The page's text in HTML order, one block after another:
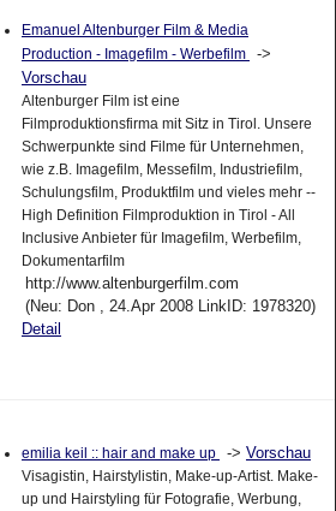
Emanuel Altenburger Film & Media
Production - Imagefilm - Werbefilm
->
Vorschau
Altenburger Film ist eine
Filmproduktionsfirma mit Sitz in Tirol. Unsere
Schwerpunkte sind Filme für Unternehmen,
wie z.B. Imagefilm, Messefilm, Industriefilm,
Schulungsfilm, Produktfilm und vieles mehr --
High Definition Filmproduktion in Tirol - All
Inclusive Anbieter für Imagefilm, Werbefilm,
Dokumentarfilm
http://www.altenburgerfilm.com
(Neu: Don , 24.Apr 2008 LinkID: 1978320)
Detail
emilia keil :: hair and make up -> Vorschau
Visagistin, Hairstylistin, Make-up-Artist. Make-
up und Hairstyling für Fotografie, Werbung,